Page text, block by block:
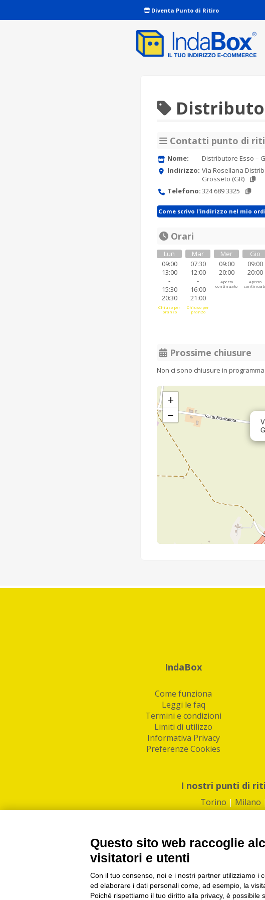
Diventa Punto di Ritiro
Contatti punto di
Nome:
Distributore Esso –
Indirizzo: Via Rosellana
Grosseto (GR)
Telefono:324 689 3325
Come scrivo l'indirizzo nel mio
Orari
Lun
09:00
13:00
-
15:30
20:30
Chiuso per
pranzo
Mar
07:30
12:00
-
16:00
21:00
Chiuso per
pranzo
Mer
09:00
20:00
Aperto
continuato
Gio
09:00
20:00
Aperto
Prossime chiusure
Non ci sono chiusure in programma.
+
−
IndaBox
Come funziona
Leggi le faq
Termini e condizioni
Limiti di utilizzo
Informativa Privacy
Preferenze Cookies
I nostri punti di
Torino | Milano |
PI/CF/N°Iscr.: 10821360012 |
IndaBox | Oltre 11.500 punti di ritiro
Questo sito web raccoglie
visitatori e utenti
Con il tuo consenso, noi e i nostri partner utilizziamo i
ed elaborare i dati personali come, ad esempio, la
Poiché rispettiamo il tuo diritto alla privacy, è possibile